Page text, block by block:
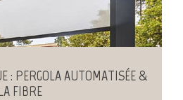
: PERGOLA AUTOMATISÉE &
FIBRE